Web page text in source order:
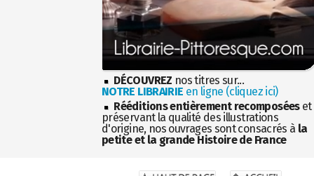
DÉCOUVREZ nos titres sur...
NOTRE LIBRAIRIE en ligne (cliquez ici)
Rééditions entièrement recomposéeset
préservant la qualité des illustrations
d'origine, nos ouvrages sont consacrés à la
petite et la grande Histoire de France